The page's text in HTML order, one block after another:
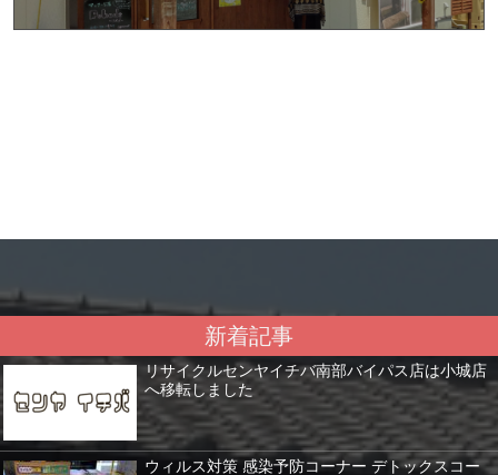
新着記事
リサイクルセンヤイチバ南部バイパス店は小城店
へ移転しました
ウィルス対策 感染予防コーナー デトックスコー